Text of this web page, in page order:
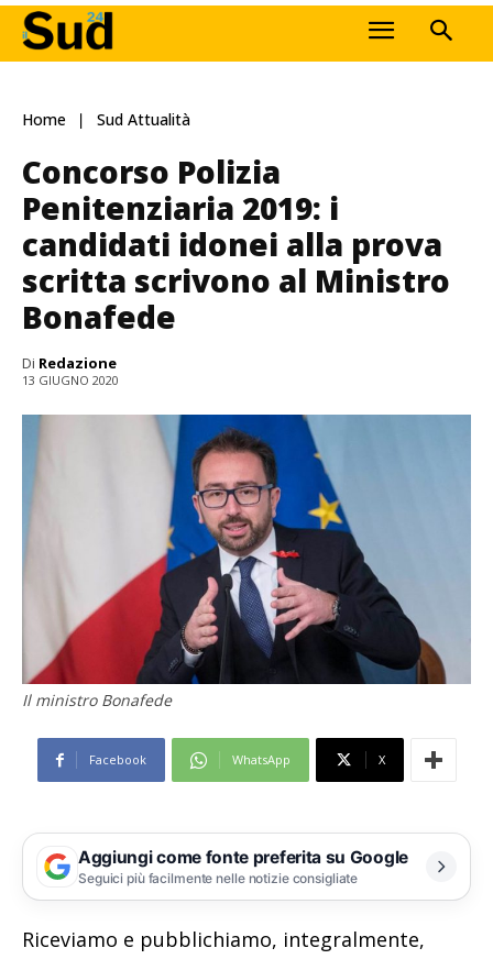
Home Sud Attualità
Concorso Polizia
Penitenziaria 2019: i
candidati idonei alla prova
scritta scrivono al Ministro
Bonafede
Di Redazione
13 GIUGNO 2020
Il ministro Bonafede
Facebook WhatsApp X
Aggiungi come fonte preferita su Google
Seguici più facilmente nelle notizie consigliate
Riceviamo e pubblichiamo, integralmente,